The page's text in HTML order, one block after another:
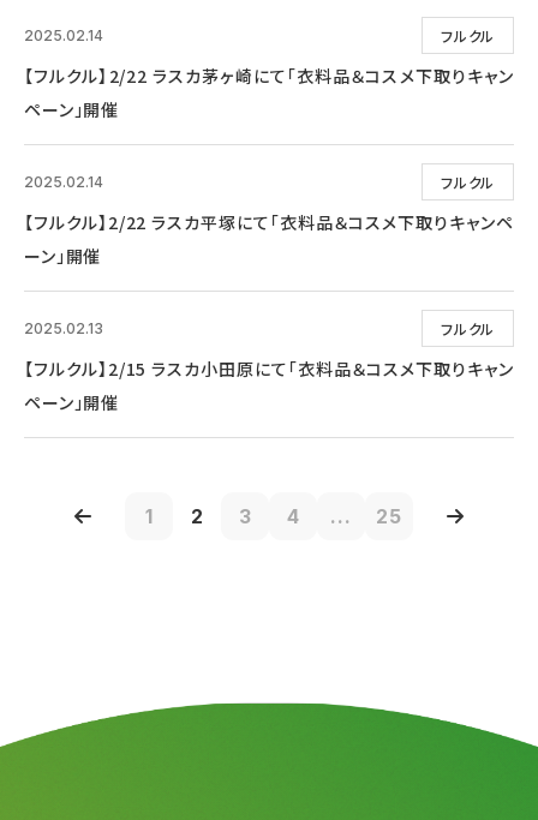
フルクル
2025.02.14
【フルクル】2/22 ラスカ茅ヶ崎にて「衣料品＆コスメ下取りキャン
ペーン」開催
フルクル
2025.02.14
【フルクル】2/22 ラスカ平塚にて「衣料品＆コスメ下取りキャンペ
ーン」開催
フルクル
2025.02.13
【フルクル】2/15 ラスカ小田原にて「衣料品＆コスメ下取りキャン
ペーン」開催
1 2 3 4 ... 25